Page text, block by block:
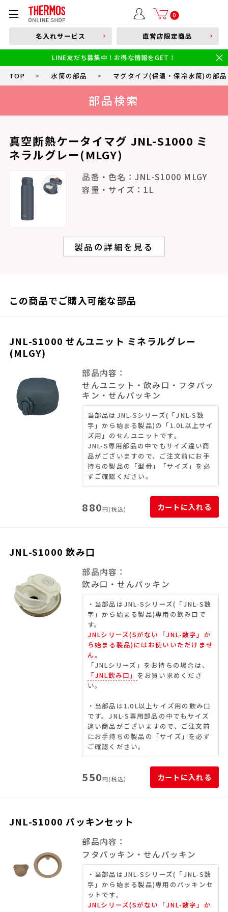
0
部品購入はこちら
本体品番やキーワードを入力
食洗機対応 新製品
幼児・園児向け水筒
小学生 低・中学年向け水筒
小学生 中・高学年向け水筒
名入れサービス 直営店限定商品
LINE友だち募集中！お得な情報をGET！
TOP > 水筒の部品 > マグタイプ(保温・保冷水筒)の部品
部品検索
真空断熱ケータイマグ JNL-S1000 ミ
ネラルグレー(MLGY)
品番・色名：JNL-S1000 MLGY
容量・サイズ：1L
製品の詳細を見る
この商品でご購入可能な部品
JNL-S1000 せんユニット ミネラルグレー
(MLGY)
部品内容：
せんユニット・飲み口・フタパッ
キン・せんパッキン
当部品はJNL-Sシリーズ(「JNL-S数
字」から始まる製品)の「1.0L以上サイ
ズ用」のせんユニットです。
JNL-S専用部品の中でもサイズ違い商
品がございますので、ご注文前にお手
持ちの製品の「型番」「サイズ」を必
ずご確認ください。
880円(税込) カートに入れる
JNL-S1000 飲み口
部品内容：
飲み口・せんパッキン
・当部品はJNL-Sシリーズ(「JNL-S数
字」から始まる製品)専用の飲み口で
す。
JNLシリーズ(Sがない「JNL-数字」か
ら始まる製品)にはお使いいただけませ
ん。
「JNLシリーズ」をお持ちの場合は、
「JNL飲み口」 をお買い求めくださ
い。
・当部品は1.0L以上サイズ用の飲み口
です。JNL-S専用部品の中でもサイズ
違い商品がございますので、ご注文前
にお手持ちの製品の「サイズ」を必ず
ご確認ください。
550円(税込) カートに入れる
JNL-S1000 パッキンセット
部品内容：
フタパッキン・せんパッキン
・当部品はJNL-Sシリーズ(「JNL-S数
字」から始まる製品)専用のパッキンセ
ットです。
JNLシリーズ(Sがない「JNL-数字」か